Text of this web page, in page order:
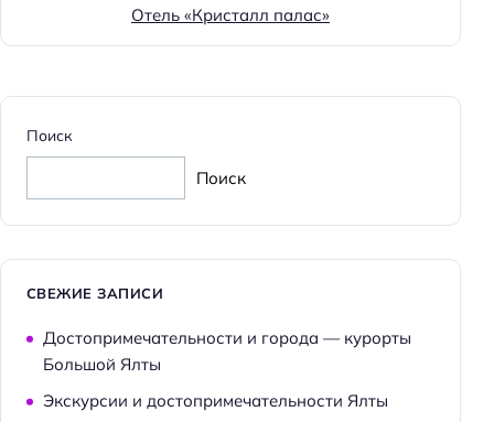
Отель «Кристалл палас»
Поиск
Поиск
СВЕЖИЕ ЗАПИСИ
Достопримечательности и города — курорты
Большой Ялты
Экскурсии и достопримечательности Ялты